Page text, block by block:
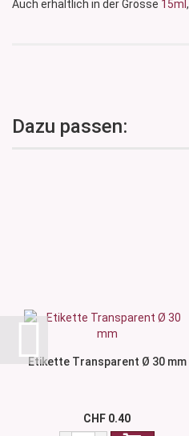
Auch erhältlich in der Grösse 15ml ,
Dazu passen:
Etikette Transparent Ø 30 mm
CHF 0.40